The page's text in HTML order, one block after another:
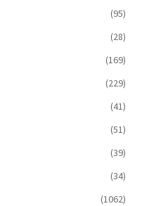
(95)
(28)
(169)
(229)
(41)
(51)
(39)
(34)
(1062)